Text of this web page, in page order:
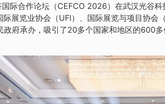
际合作论坛（CEFCO 2026）在武汉光谷
际展览业协会（UFI）、国际展览与项目协会
政府承办，吸引了20多个国家和地区的600